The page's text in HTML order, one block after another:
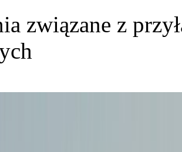
związane z